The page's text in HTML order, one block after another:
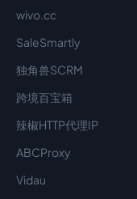
wivo.cc
SaleSmartly
独角兽SCRM
跨境百宝箱
辣椒HTTP代理IP
ABCProxy
Vidau